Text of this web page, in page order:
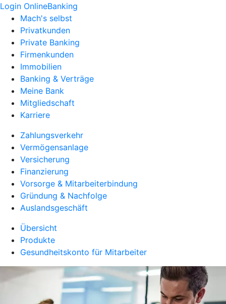
Login OnlineBanking
Mach's selbst
Privatkunden
Private Banking
Firmenkunden
Immobilien
Banking & Verträge
Meine Bank
Mitgliedschaft
Karriere
Zahlungsverkehr
Vermögensanlage
Versicherung
Finanzierung
Vorsorge & Mitarbeiterbindung
Gründung & Nachfolge
Auslandsgeschäft
Übersicht
Produkte
Gesundheitskonto für Mitarbeiter